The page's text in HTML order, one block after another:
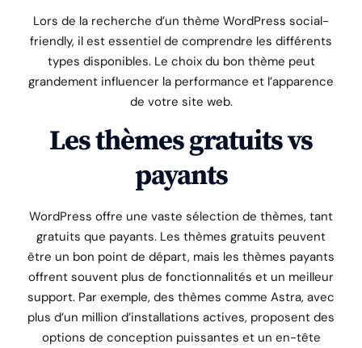
Lors de la recherche d’un thème WordPress social-
friendly, il est essentiel de comprendre les différents
types disponibles. Le choix du bon thème peut
grandement influencer la performance et l’apparence
de votre site web.
Les thèmes gratuits vs
payants
WordPress offre une vaste sélection de thèmes, tant
gratuits que payants. Les thèmes gratuits peuvent
être un bon point de départ, mais les thèmes payants
offrent souvent plus de fonctionnalités et un meilleur
support. Par exemple, des thèmes comme Astra, avec
plus d’un million d’installations actives, proposent des
options de conception puissantes et un en-tête